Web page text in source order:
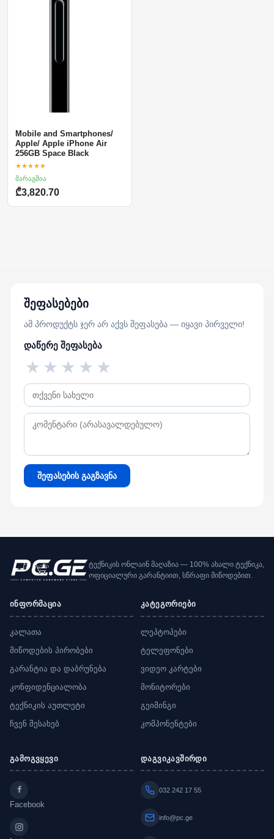
Mobile and Smartphones/
Apple/ Apple iPhone Air
256GB Space Black
★★★★★
მარაგშია
₾3,820.70
შეფასებები
ამ პროდუქტს ჯერ არ აქვს შეფასება — იყავი პირველი!
დაწერე შეფასება
★
★
★
★
★
შეფასების გაგზავნა
ტექნიკის ონლაინ მაღაზია — 100% ახალი ტექნიკა,
ოფიციალური გარანტიით, სწრაფი მიწოდებით.
ინფორმაცია
კალათა
მიწოდების პირობები
გარანტია და დაბრუნება
კონფიდენციალობა
ტექნიკის აუთლეტი
ჩვენ შესახებ
კატეგორიები
ლეპტოპები
ტელეფონები
ვიდეო კარტები
მონიტორები
გეიმინგი
კომპონენტები
გამოგვყევი
Facebook
დაგვიკავშირდი
032 242 17 55
info@pc.ge